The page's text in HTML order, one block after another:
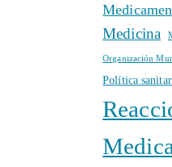
Medicina
Organización
Política